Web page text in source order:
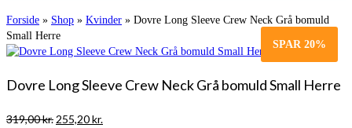
Forside » Shop » Kvinder » Dovre Long Sleeve Crew Neck Grå bomuld
Small Herre
SPAR 20%
Dovre Long Sleeve Crew Neck Grå bomuld Small Herre
319,00kr. Den
255,20kr.